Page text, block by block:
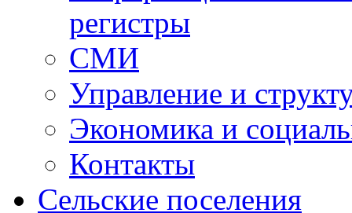
регистры
СМИ
Управление и
Экономика и
Контакты
Сельские поселения